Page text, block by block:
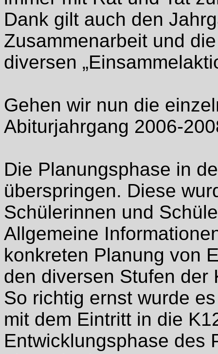
Dank gilt auch den
Zusammenarbeit und
diversen
Gehen wir nun die
Abiturjahrgang 2006-
Die Planungsphase in
überspringen. Diese
Schülerinnen und
Allgemeine
konkreten Planung von
den diversen Stufen der
So richtig ernst wurde
mit dem Eintritt in die
Entwicklungsphase des